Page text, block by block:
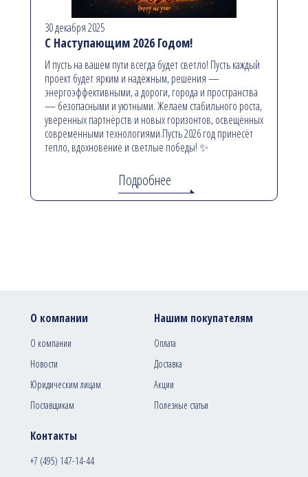
30 декабря 2025
С Наступающим 2026 Годом!
И пусть на вашем пути всегда будет светло! Пусть каждый
проект будет ярким и надёжным, решения —
энергоэффективными, а дороги, города и пространства
— безопасными и уютными. Желаем стабильного роста,
уверенных партнёрств и новых горизонтов, освещённых
современными технологиями.Пусть 2026 год принесёт
тепло, вдохновение и светлые победы! ✨
Подробнее
Контакты
+7 (495) 147-14-44
О компании
О компании
Новости
Юридическим лицам
Поставщикам
Нашим покупателям
Оплата
Доставка
Акции
Полезные статьи